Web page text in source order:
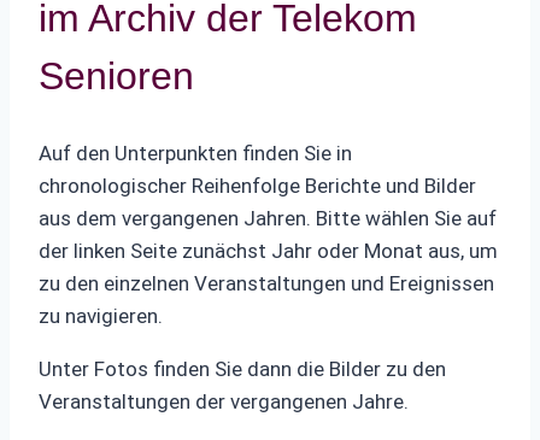
im Archiv der Telekom
Senioren
Auf den Unterpunkten finden Sie in
chronologischer Reihenfolge Berichte und Bilder
aus dem vergangenen Jahren. Bitte wählen Sie auf
der linken Seite zunächst Jahr oder Monat aus, um
zu den einzelnen Veranstaltungen und Ereignissen
zu navigieren.
Unter Fotos finden Sie dann die Bilder zu den
Veranstaltungen der vergangenen Jahre.